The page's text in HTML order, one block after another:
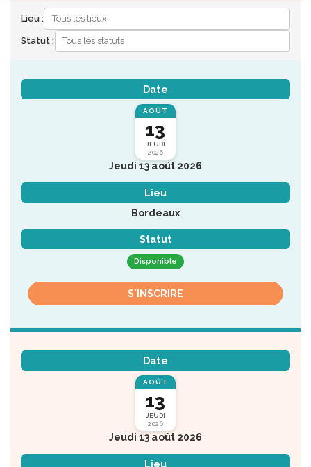
Lieu :
Statut :
Date
AOÛT
13
JEUDI
2026
Jeudi 13 août 2026
Lieu
Bordeaux
Statut
Disponible
S'INSCRIRE
Date
AOÛT
13
JEUDI
2026
Jeudi 13 août 2026
Lieu